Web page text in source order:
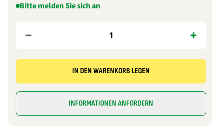
Bitte melden Sie sich an
IN DEN WARENKORB LEGEN
INFORMATIONEN ANFORDERN